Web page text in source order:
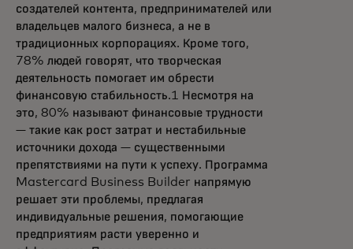
создателей контента, предпринимателей или
владельцев малого бизнеса, а не в
традиционных корпорациях. Кроме того,
78% людей говорят, что творческая
деятельность помогает им обрести
финансовую стабильность.1 Несмотря на
это, 80% называют финансовые трудности
— такие как рост затрат и нестабильные
источники дохода — существенными
препятствиями на пути к успеху. Программа
Mastercard Business Builder напрямую
решает эти проблемы, предлагая
индивидуальные решения, помогающие
предприятиям расти уверенно и